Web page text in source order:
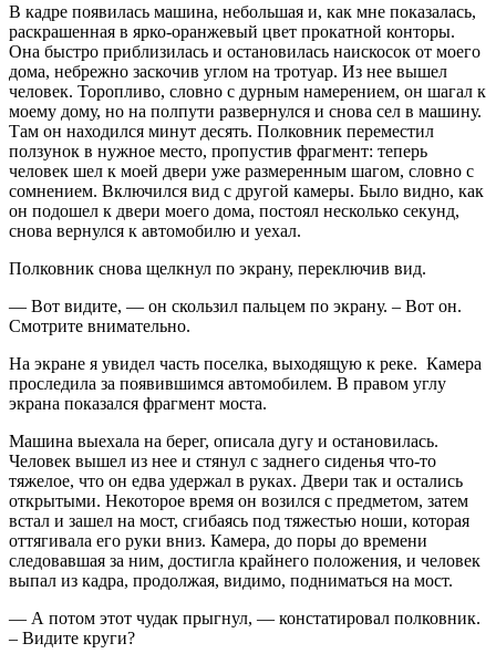
В кадре появилась машина, небольшая и, как мне показалась,
раскрашенная в ярко-оранжевый цвет прокатной конторы.
Она быстро приблизилась и остановилась наискосок от моего
дома, небрежно заскочив углом на тротуар. Из нее вышел
человек. Торопливо, словно с дурным намерением, он шагал к
моему дому, но на полпути развернулся и снова сел в машину.
Там он находился минут десять. Полковник переместил
ползунок в нужное место, пропустив фрагмент: теперь
человек шел к моей двери уже размеренным шагом, словно с
сомнением. Включился вид с другой камеры. Было видно, как
он подошел к двери моего дома, постоял несколько секунд,
снова вернулся к автомобилю и уехал.
Полковник снова щелкнул по экрану, переключив вид.
— Вот видите, — он скользил пальцем по экрану. – Вот он.
Смотрите внимательно.
На экране я увидел часть поселка, выходящую к реке. Камера
проследила за появившимся автомобилем. В правом углу
экрана показался фрагмент моста.
Машина выехала на берег, описала дугу и остановилась.
Человек вышел из нее и стянул с заднего сиденья что-то
тяжелое, что он едва удержал в руках. Двери так и остались
открытыми. Некоторое время он возился с предметом, затем
встал и зашел на мост, сгибаясь под тяжестью ноши, которая
оттягивала его руки вниз. Камера, до поры до времени
следовавшая за ним, достигла крайнего положения, и человек
выпал из кадра, продолжая, видимо, подниматься на мост.
— А потом этот чудак прыгнул, — констатировал полковник.
– Видите круги?